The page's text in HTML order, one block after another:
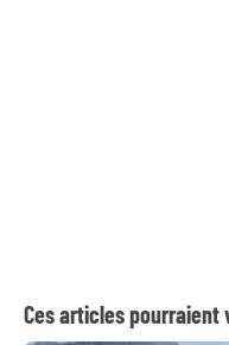
Ces articles pourraient